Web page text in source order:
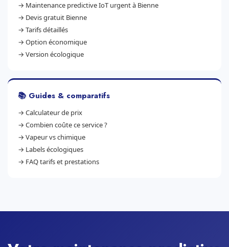
→ Maintenance predictive IoT urgent à Bienne
→ Devis gratuit Bienne
→ Tarifs détaillés
→ Option économique
→ Version écologique
📚 Guides & comparatifs
→ Calculateur de prix
→ Combien coûte ce service ?
→ Vapeur vs chimique
→ Labels écologiques
→ FAQ tarifs et prestations